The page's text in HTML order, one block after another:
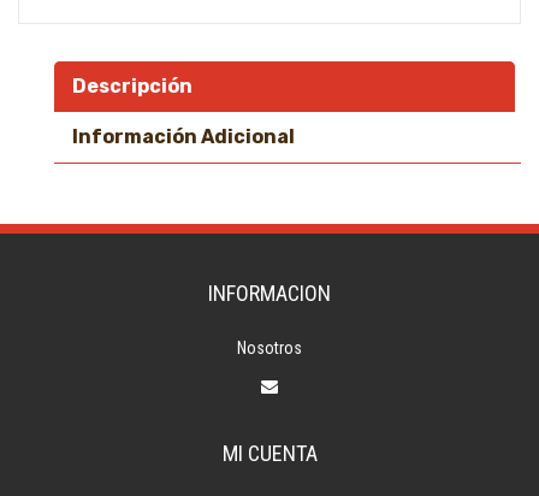
Descripción
Información Adicional
INFORMACION
Nosotros
MI CUENTA